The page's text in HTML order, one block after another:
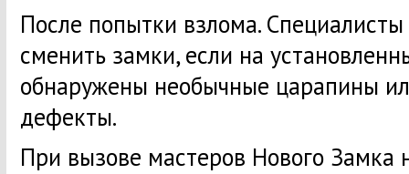
После попытки взлома.
сменить замки, если на
обнаружены необычные царапины
дефекты.
При вызове мастеров Нового Замка